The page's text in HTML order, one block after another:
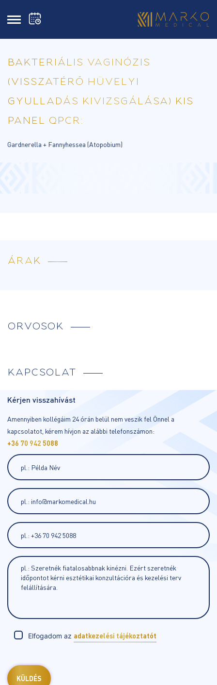
BAKTERIÁLIS VAGINÓZIS
(VISSZATÉRŐ HÜVELYI
GYULLADÁS KIVIZSGÁLÁSA) KIS
PANEL QPCR:
Gardnerella + Fannyhessea (Atopobium)
ÁRAK
ORVOSOK
KAPCSOLAT
Kérjen visszahívást
Amennyiben kollégáim 24 órán belül nem veszik fel Önnel a
kapcsolatot, kérem hívjon az alábbi telefonszámon:
+36 70 942 5088
Elfogadom az adatkezelési tájékoztatót